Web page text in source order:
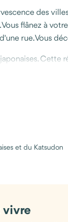
des
flânez à
rue. Vous
l'époque d'Edo,
onsen, face
et
dans ce
et du Katsudon
vivre